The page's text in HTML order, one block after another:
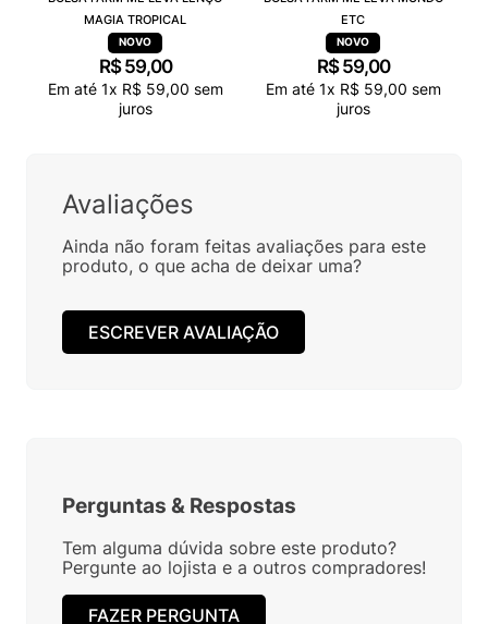
MAGIA TROPICAL
R$ 59,00
Em até 1x R$ 59,00 sem
juros
ETC
R$ 59,00
Em até 1x R$ 59,00 sem
juros
Avaliações
Ainda não foram feitas avaliações para este
produto, o que acha de deixar uma?
ESCREVER AVALIAÇÃO
Perguntas & Respostas
Tem alguma dúvida sobre este produto?
Pergunte ao lojista e a outros compradores!
FAZER PERGUNTA